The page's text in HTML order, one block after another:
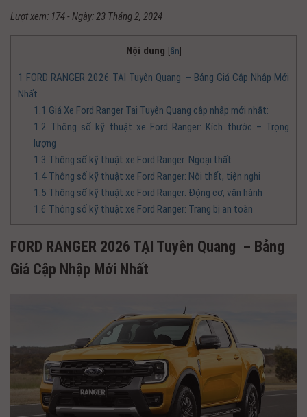
Lượt xem: 174 - Ngày: 23 Tháng 2, 2024
Nội dung [ẩn]
1 FORD RANGER 2026 TẠI Tuyên Quang – Bảng Giá Cập Nhập Mới
Nhất
1.1 Giá Xe Ford Ranger Tại Tuyên Quang cập nhập mới nhất:
1.2 Thông số kỹ thuật xe Ford Ranger: Kích thước – Trọng
lượng
1.3 Thông số kỹ thuật xe Ford Ranger: Ngoại thất
1.4Thông số kỹ thuật xe Ford Ranger: Nội thất, tiện nghi
1.5 Thông số kỹ thuật xe Ford Ranger: Động cơ, vận hành
1.6 Thông số kỹ thuật xe Ford Ranger: Trang bị an toàn
FORD RANGER 2026 TẠI Tuyên Quang – Bảng
Giá Cập Nhập Mới Nhất